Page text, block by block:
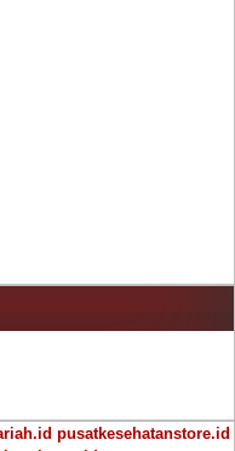
pusatkesehatanstore.id